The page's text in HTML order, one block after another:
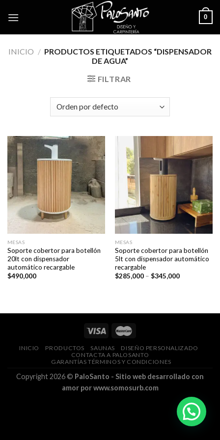
0
INICIO / PRODUCTOS ETIQUETADOS “DISPENSADOR
DE AGUA”
FILTRAR
MESAS
Soporte cobertor para botellón
20lt con dispensador
automático recargable
$490,000
MESAS
Soporte cobertor para botellón
5lt con dispensador automático
recargable
$285,000 – $345,000Price
INICIO PRODUCTOS SAUNAS
DISEÑO PERSONALIZADO
CONTACTA A PALOSANTO
GARANTÍAS TÉRMINOS Y CONDICIONES
Copyright 2026 © PaloSanto - Sitio web desarrollado con
amor por www.somosurb.com